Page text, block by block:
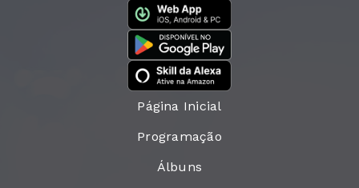
Página Inicial
Programação
Álbuns